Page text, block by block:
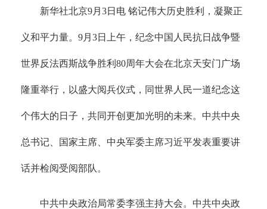
新华社北京9月3日电 铭记伟大历史胜利，凝聚正
义和平力量。9月3日上午，纪念中国人民抗日战争暨
世界反法西斯战争胜利80周年大会在北京天安门广场
隆重举行，以盛大阅兵仪式，同世界人民一道纪念这
个伟大的日子，共同开创更加光明的未来。中共中央
总书记、国家主席、中央军委主席习近平发表重要讲
话并检阅受阅部队。
中共中央政治局常委李强主持大会。中共中央政